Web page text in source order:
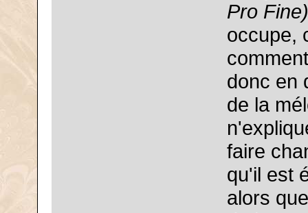
Pro
occupe,
donc en
de la
faire
qu'il est
alors